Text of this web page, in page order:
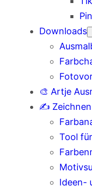
Downloads
🎨 Artje
✍️ Zeichnen
Tool
Ideen-